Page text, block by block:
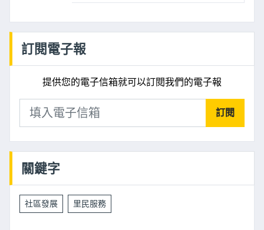
訂閱電子報
提供您的電子信箱就可以訂閱我們的電子報
訂閱
關鍵字
社區發展 里民服務